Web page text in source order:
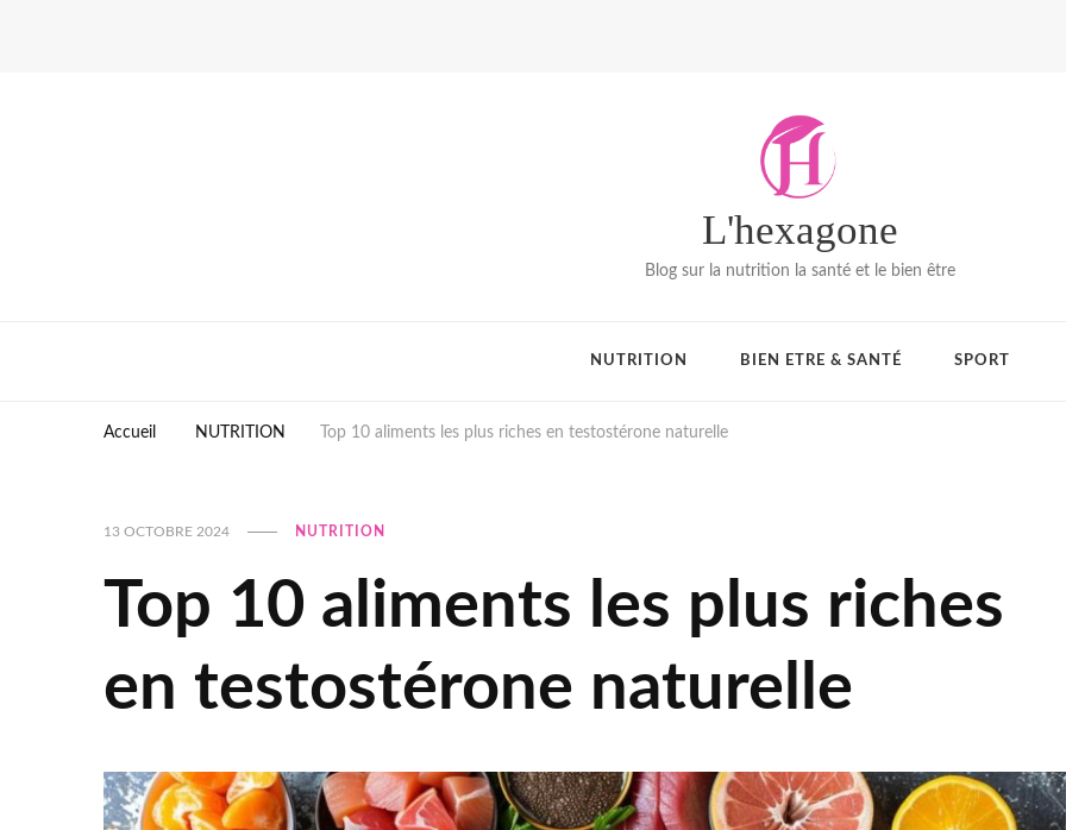
L'hexagone
Blog sur la nutrition la santé et le bien être
NUTRITION BIEN ETRE & SANTÉ SPORT
Accueil NUTRITION Top 10 aliments les plus riches en testostérone naturelle
13 OCTOBRE 2024 NUTRITION
Top 10 aliments les plus riches
en testostérone naturelle